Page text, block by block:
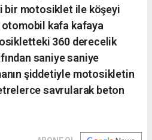
bir motosiklet ile köşeyi
kafa kafaya
360 derecelik
saniye saniye
şiddetiyle motosikletin
savrularak beton